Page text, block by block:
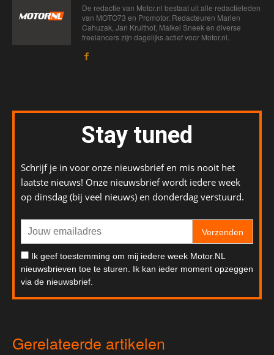
De redactie van Motor.nl bestaat uit alle redactieleden
van MOTO73 en Promotor. Redacteuren Marien
Cahuzak, Jan Kruithof, Maikel Sneek en diverse
freelancers zijn dagelijks actief voor Motor.nl.
Stay tuned
Schrijf je in voor onze nieuwsbrief en mis nooit het
laatste nieuws! Onze nieuwsbrief wordt iedere week
op dinsdag (bij veel nieuws) en donderdag verstuurd.
Verzenden
Ik geef toestemming om mij iedere week Motor.NL
nieuwsbrieven toe te sturen. Ik kan ieder moment opzeggen
via de nieuwsbrief.
Gerelateerde artikelen